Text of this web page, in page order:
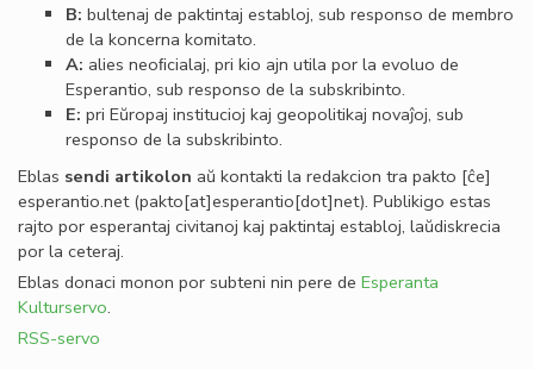
B: bultenaj de paktintaj establoj, sub responso de membro
de la koncerna komitato.
A: alies neoﬁcialaj, pri kio ajn utila por la evoluo de
Esperantio, sub responso de la subskribinto.
E: pri Eŭropaj institucioj kaj geopolitikaj novaĵoj, sub
responso de la subskribinto.
Eblas sendi artikolon aŭ kontakti la redakcion tra pakto [ĉe]
esperantio.net(pakto[at]esperantio[dot]net). Publikigo estas
rajto por esperantaj civitanoj kaj paktintaj establoj, laŭdiskrecia
por la ceteraj.
Eblas donaci monon por subteni nin pere de Esperanta
Kulturservo.
RSS-servo